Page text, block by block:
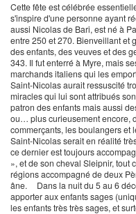
Cette fête est célébrée
s'inspire d'une personne ayant
aussi Nicolas de Bari, est né à
entre 250 et 270. Bienveillant et
des enfants, des veuves et des
343. Il fut enterré à Myre, mais
marchands italiens qui les
Saint-Nicolas aurait ressuscité
miracles qui lui sont attribués
patron des enfants mais aussi
ou… plus curieusement encore,
commerçants, les boulangers et
Saint-Nicolas serait en réalité
ce dernier est toujours
», et de son cheval Sleipnir, tout
régions accompagné de deux
âne. Dans la nuit du 5 au 6
apporter aux enfants sages
les enfants très très sages, et